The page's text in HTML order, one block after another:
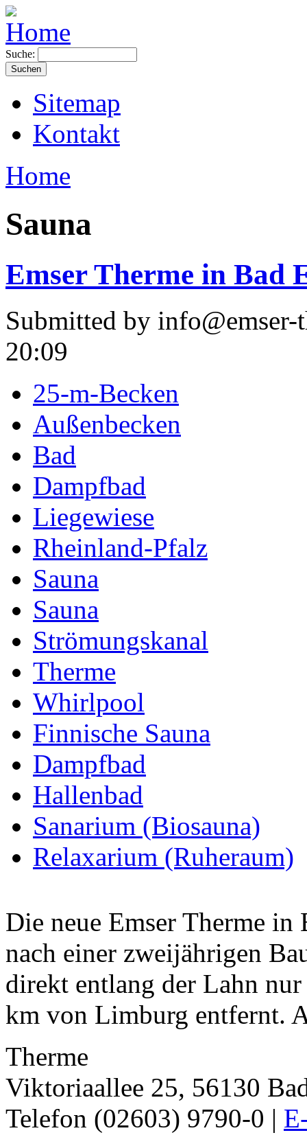
Suche:
Sitemap
Kontakt
Home
Sauna
Emser Therme in Bad
Submitted by
20:09
25-m-Becken
Außenbecken
Bad
Dampfbad
Liegewiese
Rheinland-Pfalz
Sauna
Sauna
Strömungskanal
Therme
Whirlpool
Finnische Sauna
Dampfbad
Hallenbad
Sanarium (Biosauna)
Relaxarium (Ruheraum)
Die neue Emser Therme
nach einer zweijährigen
direkt entlang der Lahn
km von Limburg entfernt.
Therme
Viktoriaallee 25, 56130
Telefon (02603) 9790-0 |